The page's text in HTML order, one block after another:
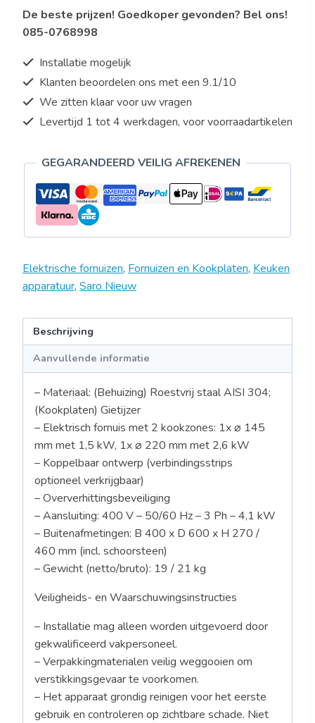
De beste prijzen! Goedkoper gevonden? Bel ons!
085-0768998
Installatie mogelijk
Klanten beoordelen ons met een 9.1/10
We zitten klaar voor uw vragen
Levertijd 1 tot 4 werkdagen, voor voorraadartikelen
GEGARANDEERD VEILIG AFREKENEN
Elektrische fornuizen, Fornuizen en Kookplaten, Keuken
apparatuur, Saro Nieuw
Beschrijving
Aanvullende informatie
– Materiaal: (Behuizing) Roestvrij staal AISI 304;
(Kookplaten) Gietijzer
– Elektrisch fornuis met 2 kookzones: 1x ⌀ 145
mm met 1,5 kW, 1x ⌀ 220 mm met 2,6 kW
– Koppelbaar ontwerp (verbindingsstrips
optioneel verkrijgbaar)
– Oververhittingsbeveiliging
– Aansluiting: 400 V – 50/60 Hz – 3 Ph – 4,1 kW
– Buitenafmetingen: B 400 x D 600 x H 270 /
460 mm (incl. schoorsteen)
– Gewicht (netto/bruto): 19 / 21 kg
Veiligheids- en Waarschuwingsinstructies
– Installatie mag alleen worden uitgevoerd door
gekwalificeerd vakpersoneel.
– Verpakkingmaterialen veilig weggooien om
verstikkingsgevaar te voorkomen.
– Het apparaat grondig reinigen voor het eerste
gebruik en controleren op zichtbare schade. Niet